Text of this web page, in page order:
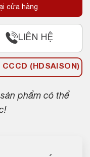
cửa hàng
LIÊN HỆ
(HDSAISON)
phẩm có thể